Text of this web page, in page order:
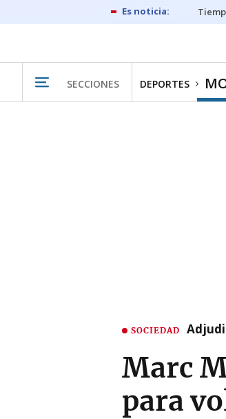
SECCIONES DEPORTES
SOCIEDAD
Marc
para